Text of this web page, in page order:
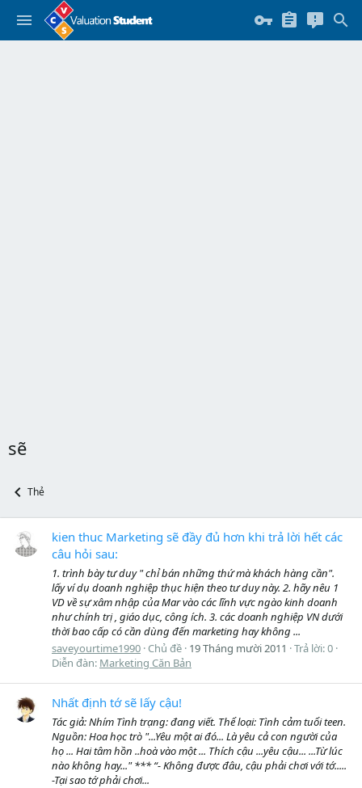
sẽ
Thẻ
kien thuc Marketing sẽ đầy đủ hơn khi trả lời hết các
câu hỏi sau:
1. trình bày tư duy " chỉ bán những thứ mà khách hàng cần".
lấy ví dụ doanh nghiệp thục hiện theo tư duy này. 2. hãy nêu 1
VD về sự xâm nhập của Mar vào các lĩnh vực ngào kinh doanh
như chính trị , giáo dục, công ích. 3. các doanh nghiệp VN dưới
thời bao cấp có cần dùng đến marketing hay không ...
saveyourtime1990 Chủ đề 19 Tháng mười 2011
Trả lời: 0
Diễn đàn: Marketing Căn Bản
Nhất định tớ sẽ lấy cậu!
Tác giả: Nhím Tình trạng: đang viết. Thể loại: Tình cảm tuổi teen.
Nguồn: Hoa học trò "...Yêu một ai đó... Là yêu cả con người của
họ ... Hai tâm hồn ..hoà vào một ... Thích cậu ...yêu cậu... ...Từ lúc
nào không hay..." *** “- Không được đâu, cậu phải chơi với tớ.....
-Tại sao tớ phải chơi...